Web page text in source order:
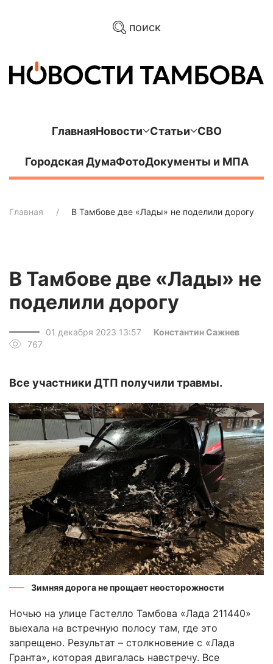
поиск
ГлавнаяНовости Статьи СВО
Городская ДумаФотоДокументы и МПА
Главная В Тамбове две «Лады» не поделили дорогу
В Тамбове две «Лады» не
поделили дорогу
01 декабря 2023 13:57
Константин Сажнев
767
Все участники ДТП получили травмы.
Зимняя дорога не прощает неосторожности
Ночью на улице Гастелло Тамбова «Лада 211440»
выехала на встречную полосу там, где это
запрещено. Результат – столкновение с «Лада
Гранта», которая двигалась навстречу. Все